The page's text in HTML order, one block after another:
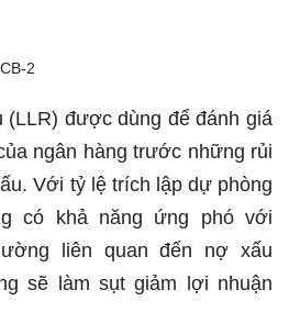
(LLR) được dùng để đánh giá
ngân hàng trước những rủi
Với tỷ lệ trích lập dự phòng
có khả năng ứng phó với
liên quan đến nợ xấu
sẽ làm sụt giảm lợi nhuận